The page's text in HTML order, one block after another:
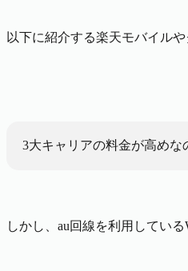
以下に紹介する楽天モバイル
3大キャリアの料金が高めな
しかし、au回線を利用してい